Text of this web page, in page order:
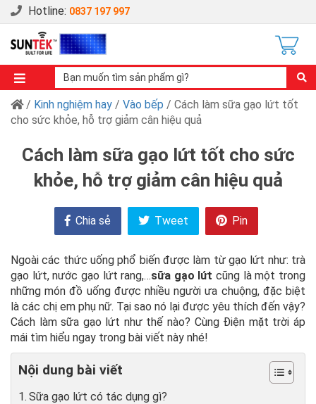
Hotline: 0837 197 997
/ Kinh nghiệm hay / Vào bếp / Cách làm sữa gạo lứt tốt
cho sức khỏe, hỗ trợ giảm cân hiệu quả
Cách làm sữa gạo lứt tốt cho sức
khỏe, hỗ trợ giảm cân hiệu quả
Chia sẻ Tweet Pin
Ngoài các thức uống phổ biến được làm từ gạo lứt như: trà
gạo lứt, nước gạo lứt rang,…sữa gạo lứt cũng là một trong
những món đồ uống được nhiều người ưa chuộng, đặc biệt
là các chị em phụ nữ. Tại sao nó lại được yêu thích đến vậy?
Cách làm sữa gạo lứt như thế nào? Cùng Điện mặt trời áp
mái tìm hiểu ngay trong bài viết này nhé!
Nội dung bài viết
Sữa gạo lứt có tác dụng gì?